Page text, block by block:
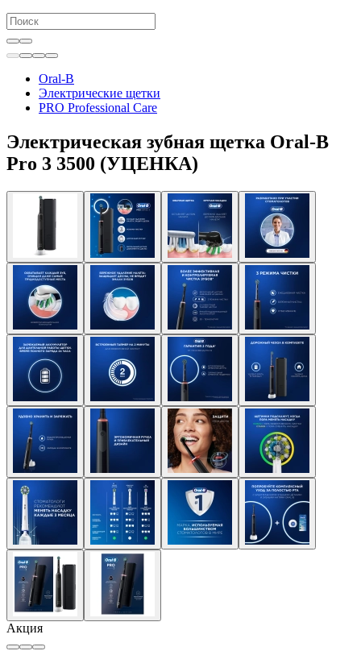
Oral-B
Электрические щетки
PRO Professional Care
Электрическая зубная щетка Oral-B
Pro 3 3500 (УЦЕНКА)
Акция